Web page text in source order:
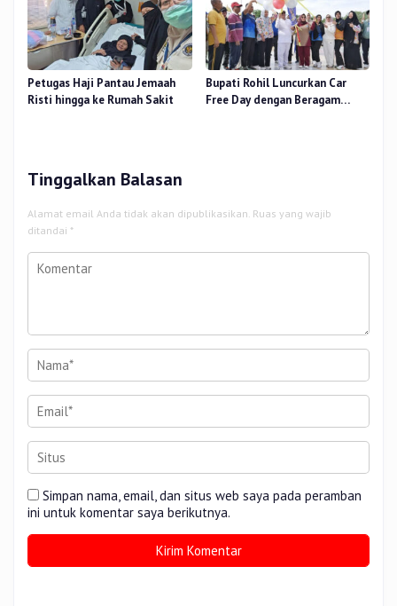
Petugas Haji Pantau Jemaah
Risti hingga ke Rumah Sakit
Bupati Rohil Luncurkan Car
Free Day dengan Beragam
Tinggalkan Balasan
Alamat email Anda tidak akan dipublikasikan. Ruas yang wajib
ditandai *
Simpan nama, email, dan situs web saya pada peramban
ini untuk komentar saya berikutnya.